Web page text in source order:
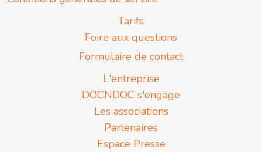
Tarifs
Foire aux questions
Formulaire de contact
L'entreprise
DOCNDOC s'engage
Les associations
Partenaires
Espace Presse